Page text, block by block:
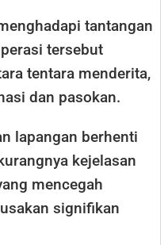
tantangan
tersebut
tentara menderita,
dan pasokan.
lapangan berhenti
kejelasan
mencegah
signifikan